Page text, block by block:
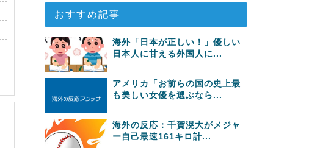
おすすめ記事
海外「日本が正しい！」優しい
日本人に甘える外国人に...
アメリカ「お前らの国の史上最
も美しい女優を選ぶなら...
海外の反応：千賀滉大がメジャ
ー自己最速161キロ計...